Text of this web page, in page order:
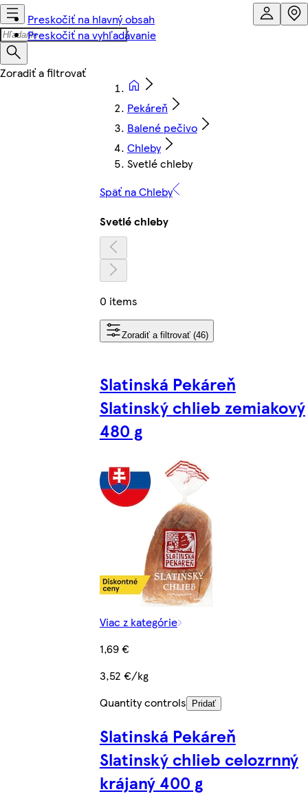
Preskočiť na hlavný obsah
Preskočiť na vyhľadávanie
Pekáreň
Balené pečivo
Chleby
Svetlé chleby
Späť na Chleby
Svetlé chleby
0 items
Zoradiť a filtrovať (46)
Slatinská Pekáreň
Slatinský chlieb zemiakový
480 g
Viac z kategórie
1,69 €
3,52 €/kg
Quantity controls
Pridať
Slatinská Pekáreň
Slatinský chlieb celozrnný
krájaný 400 g